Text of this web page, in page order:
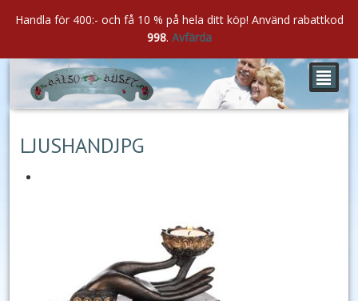
²
LJUSHANDJPG
Handla för 400:- och få 10 % på hela ditt köp! Använd rabattkod
998. Avfärda